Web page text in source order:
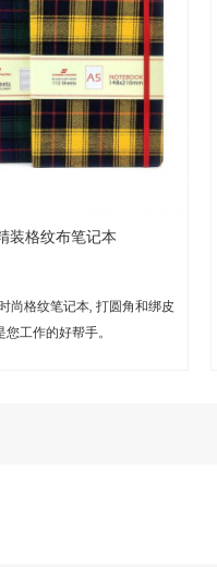
装格纹布笔记本
尚格纹笔记本, 打圆角和绑皮
您工作的好帮手。